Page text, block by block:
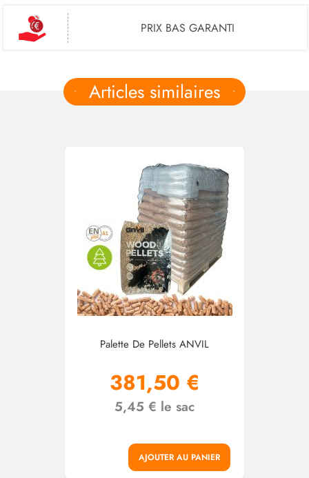
PRIX BAS GARANTI
Articles similaires
Palette De Pellets ANVIL
381,50 €
5,45 € le sac
AJOUTER AU PANIER